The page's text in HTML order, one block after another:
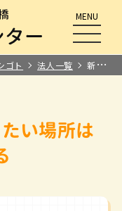
MENU
メニ
ゴト 法人一覧 新人教育制度あり
い場所は